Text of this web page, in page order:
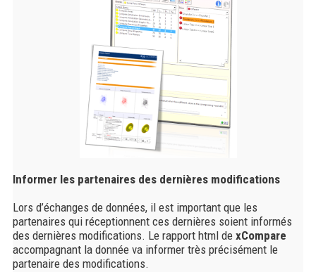
Informer les partenaires des dernières modifications
Lors d’échanges de données, il est important que les
partenaires qui réceptionnent ces dernières soient informés
des dernières modifications. Le rapport html de xCompare
accompagnant la donnée va informer très précisément le
partenaire des modifications.